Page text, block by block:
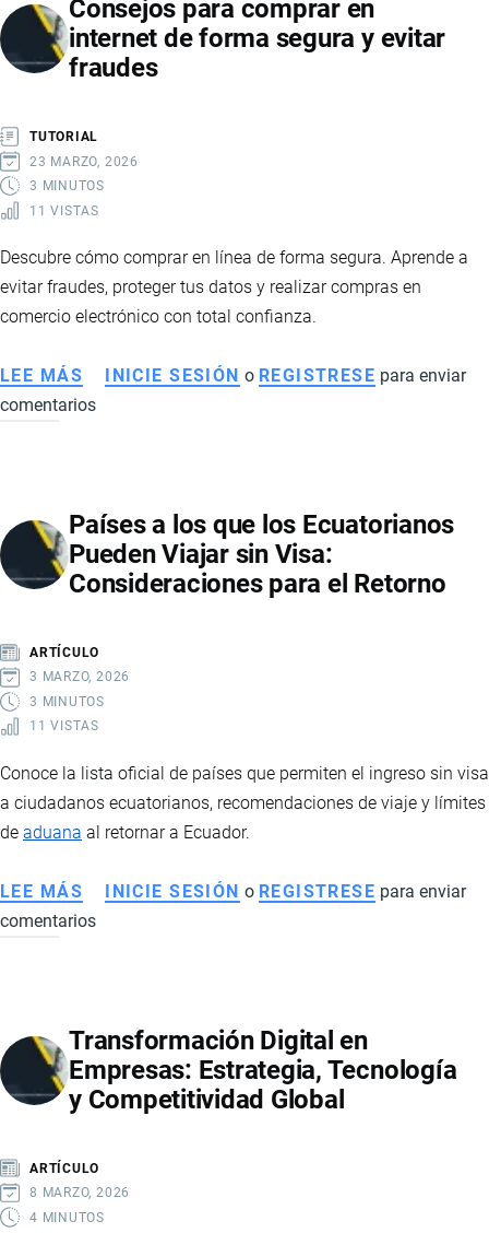
EN
EMPRESAS
DE
EXPORTACIÓN
Consejos para comprar en
internet de forma segura y evitar
fraudes
TUTORIAL
23 MARZO, 2026
3 MINUTOS
11 VISTAS
Descubre cómo comprar en línea de forma segura. Aprende a
evitar fraudes, proteger tus datos y realizar compras en
comercio electrónico con total confianza.
LEE MÁS SOBRE
CONSEJOS
INTERNET
DE
FORMA
EVITAR
FRAUDES
INICIE SESIÓN o REGISTRESE para enviar
comentarios
Países a los que los Ecuatorianos
Pueden Viajar sin Visa:
Consideraciones para el Retorno
ARTÍCULO
3 MARZO, 2026
3 MINUTOS
11 VISTAS
Conoce la lista oficial de países que permiten el ingreso sin visa
a ciudadanos ecuatorianos, recomendaciones de viaje y límites
de aduana al retornar a Ecuador.
LEE MÁS SOBRE
PAÍSES
LOS
ECUATORIANOS
PUEDEN
VISA:
CONSIDERACIONES
INICIE SESIÓN o REGISTRESE para enviar
comentarios
Transformación Digital en
Empresas: Estrategia, Tecnología
y Competitividad Global
ARTÍCULO
8 MARZO, 2026
4 MINUTOS